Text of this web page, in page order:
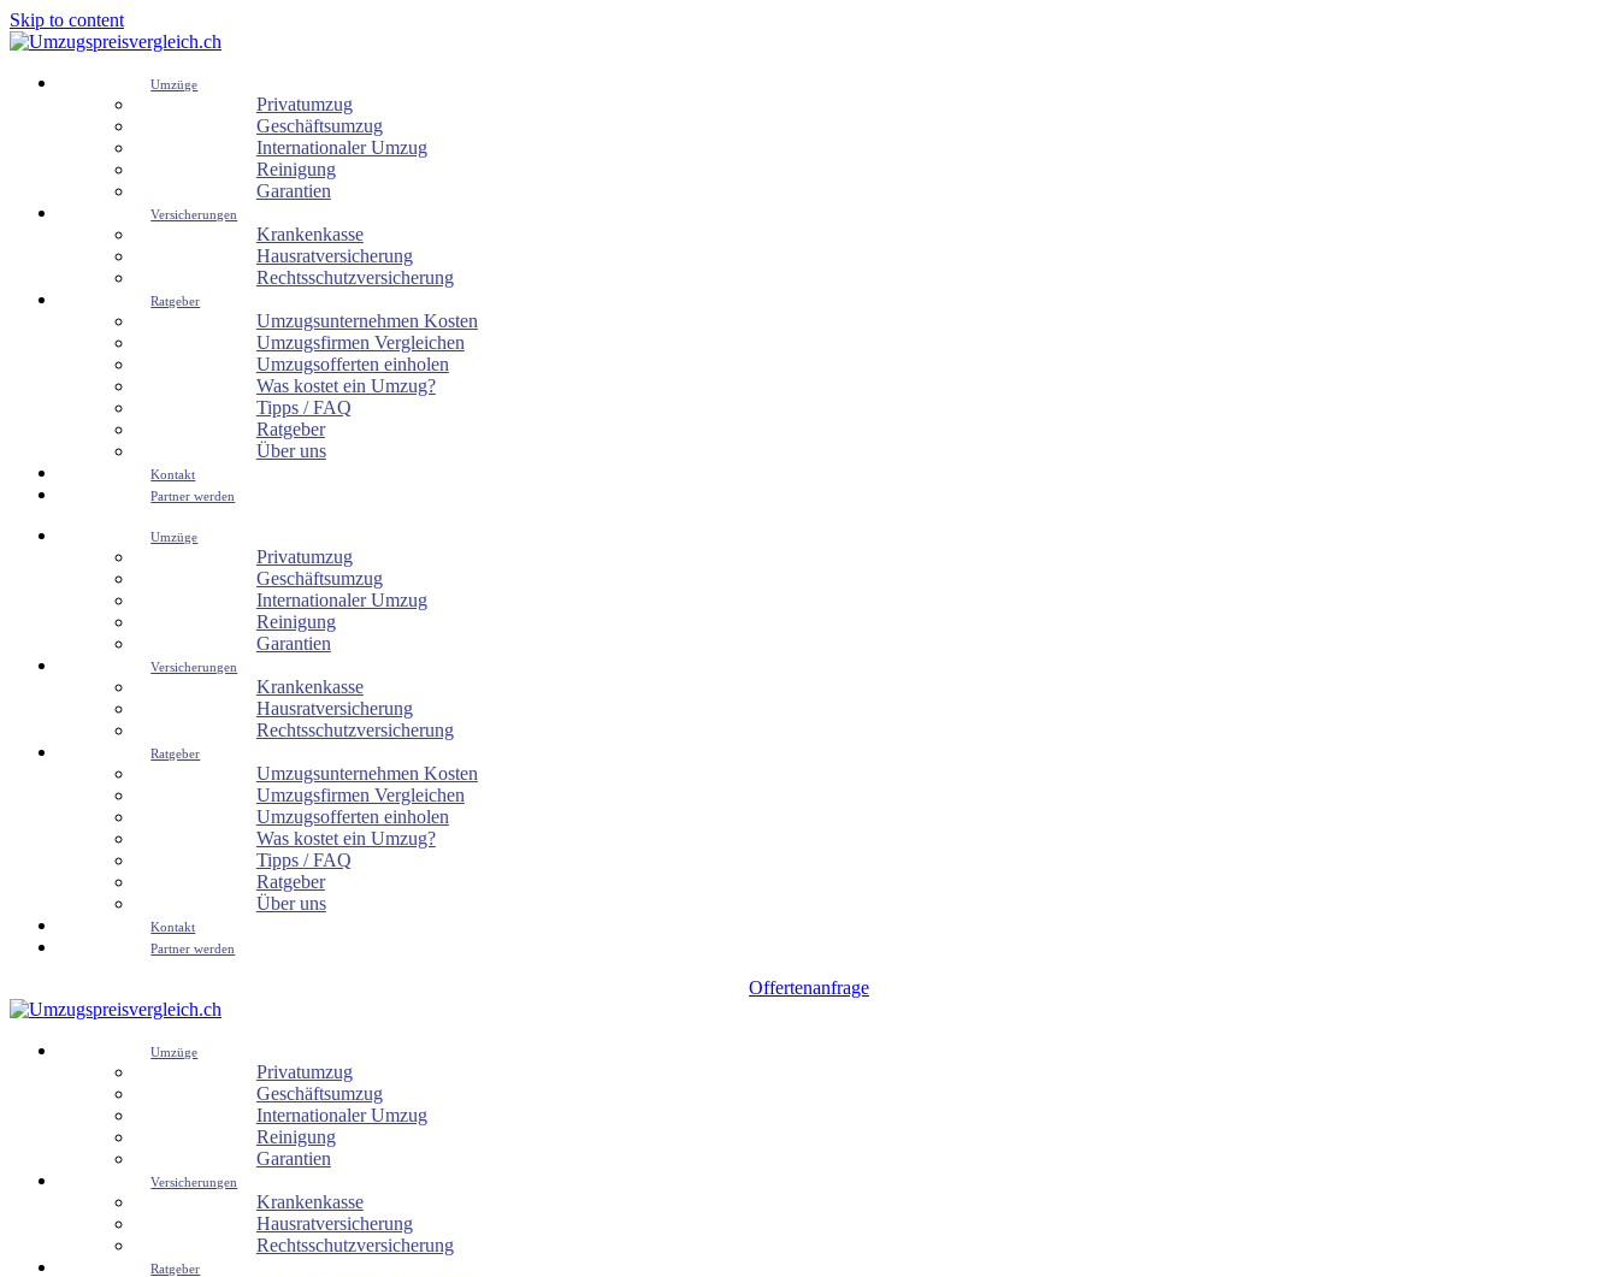
Skip to content
Umzüge
Privatumzug
Geschäftsumzug
Internationaler Umzug
Reinigung
Garantien
Versicherungen
Krankenkasse
Hausratversicherung
Rechtsschutzversicherung
Ratgeber
Umzugsunternehmen Kosten
Umzugsfirmen Vergleichen
Umzugsofferten einholen
Was kostet ein Umzug?
Tipps / FAQ
Ratgeber
Über uns
Kontakt
Partner werden
Umzüge
Privatumzug
Geschäftsumzug
Internationaler Umzug
Reinigung
Garantien
Versicherungen
Krankenkasse
Hausratversicherung
Rechtsschutzversicherung
Ratgeber
Umzugsunternehmen Kosten
Umzugsfirmen Vergleichen
Umzugsofferten einholen
Was kostet ein Umzug?
Tipps / FAQ
Ratgeber
Über uns
Kontakt
Partner werden
Offertenanfrage
Umzüge
Privatumzug
Geschäftsumzug
Internationaler Umzug
Reinigung
Garantien
Versicherungen
Krankenkasse
Hausratversicherung
Rechtsschutzversicherung
Ratgeber